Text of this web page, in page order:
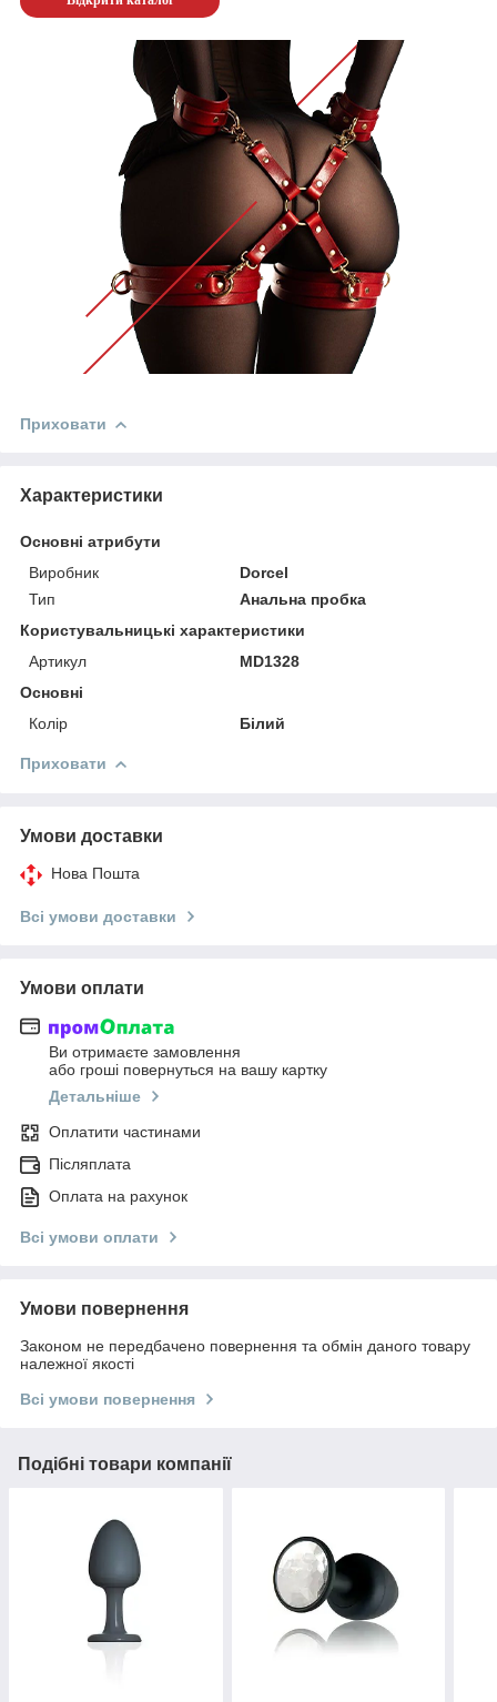
Приховати
Характеристики
Основні атрибути
Виробник
Dorcel
Тип
Анальна пробка
Користувальницькі характеристики
Артикул
MD1328
Основні
Колір
Білий
Приховати
Умови доставки
Нова Пошта
Всі умови доставки
Умови оплати
Ви отримаєте замовлення
або гроші повернуться на вашу картку
Детальніше
Оплатити частинами
Післяплата
Оплата на рахунок
Всі умови оплати
Умови повернення
Законом не передбачено повернення та обмін даного товару
належної якості
Всі умови повернення
Подібні товари компанії